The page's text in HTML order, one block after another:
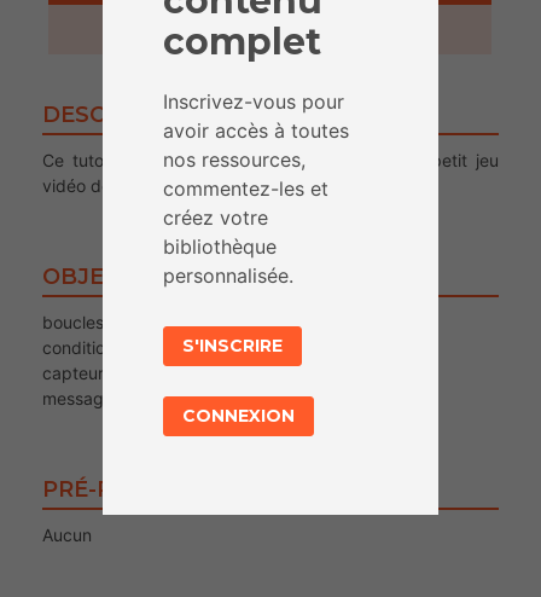
1 heure
DESCRIPTION
Ce tutoriel vous explique comment réaliser un petit jeu
vidéo de labyrinthe dans le logiciel Scratch.
OBJECTIFS
boucles
conditions
capteurs
messages
PRÉ-REQUIS POUR LE PUBLIC
Aucun
complet
Inscrivez-vous pour
avoir accès à toutes
nos ressources,
commentez-les et
créez votre
bibliothèque
personnalisée.
S'INSCRIRE
CONNEXION